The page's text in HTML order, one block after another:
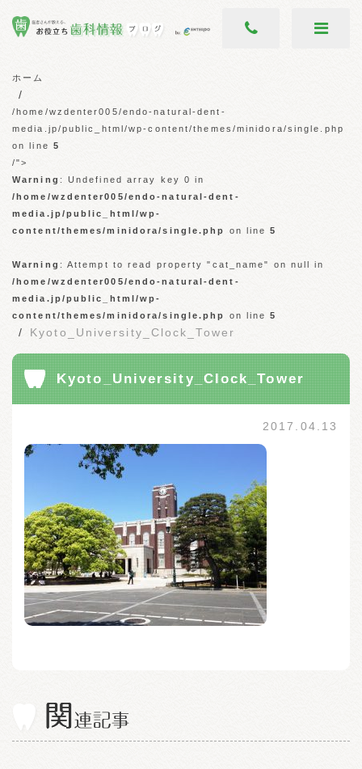
ホーム
/home/wzdenter005/endo-natural-dent-
media.jp/public_html/wp-content/themes/minidora/single.php
on line 5
/">
Warning : Undefined array key 0 in
/home/wzdenter005/endo-natural-dent-
media.jp/public_html/wp-
content/themes/minidora/single.php
on line5
Warning : Attempt to read property "cat_name" on null in
/home/wzdenter005/endo-natural-dent-
media.jp/public_html/wp-
content/themes/minidora/single.php
on line5
Kyoto_University_Clock_Tower
Kyoto_University_Clock_Tower
2017.04.13